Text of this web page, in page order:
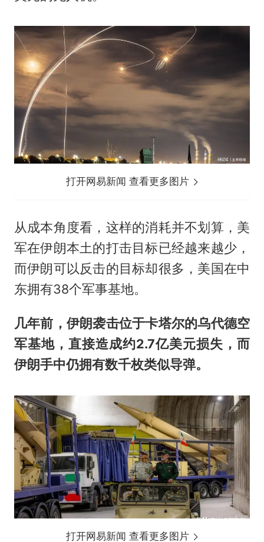
打开网易新闻 查看更多图片
从成本角度看，这样的消耗并不划算，美
军在伊朗本土的打击目标已经越来越少，
而伊朗可以反击的目标却很多，美国在中
东拥有38个军事基地。
几年前，伊朗袭击位于卡塔尔的乌代德空
军基地，直接造成约2.7亿美元损失，而
伊朗手中仍拥有数千枚类似导弹。
打开网易新闻 查看更多图片